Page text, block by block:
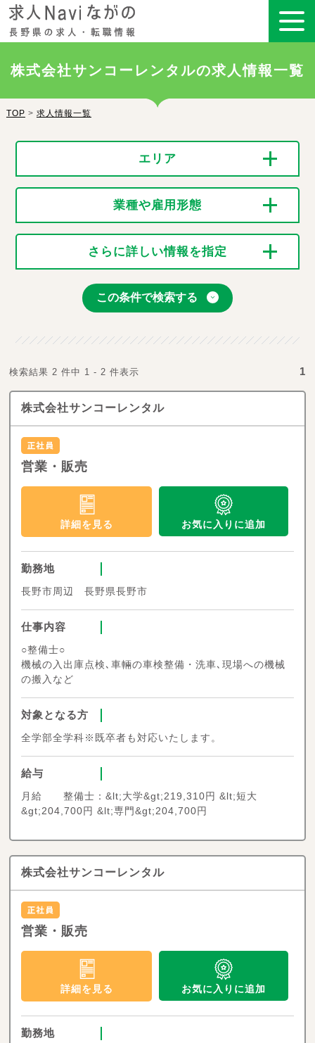
株式会社サンコーレンタルの求人情報一覧
TOP > 求人情報一覧
エリア
業種や雇用形態
さらに詳しい情報を指定
この条件で検索する
検索結果 2 件中 1 - 2 件表示 1
株式会社サンコーレンタル
営業・販売
詳細を見る お気に入りに追加
勤務地
長野市周辺 長野県長野市
仕事内容
○整備士○
機械の入出庫点検､車輛の車検整備・洗車､現場への機械
の搬入など
対象となる方
全学部全学科※既卒者も対応いたします。
給与
月給 整備士：&lt;大学&gt;219,310円 &lt;短大
&gt;204,700円 &lt;専門&gt;204,700円
株式会社サンコーレンタル
営業・販売
詳細を見る お気に入りに追加
勤務地